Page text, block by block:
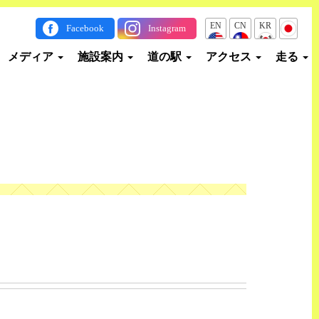
Facebook Instagram EN CN KR JP
メディア 施設案内 道の駅 アクセス 走る